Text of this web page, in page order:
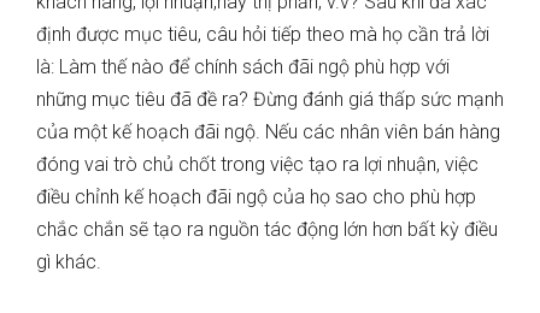
định được mục tiêu, câu hỏi tiếp theo mà họ cần trả lời
là: Làm thế nào để chính sách đãi ngộ phù hợp với
những mục tiêu đã đề ra? Đừng đánh giá thấp sức mạnh
của một kế hoạch đãi ngộ. Nếu các nhân viên bán hàng
đóng vai trò chủ chốt trong việc tạo ra lợi nhuận, việc
điều chỉnh kế hoạch đãi ngộ của họ sao cho phù hợp
chắc chắn sẽ tạo ra nguồn tác động lớn hơn bất kỳ điều
gì khác.